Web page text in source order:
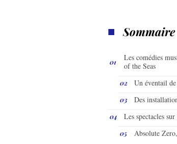
Sommaire
Les comédies
of the Seas
Un éventail
Des
Les spectacles
Absolute